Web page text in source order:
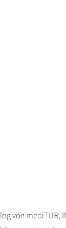
von mediTUR,